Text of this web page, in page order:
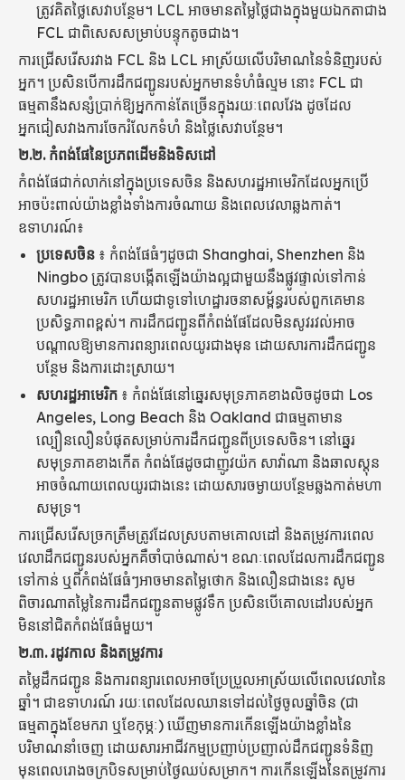
ត្រូវគិតថ្លៃសេវាបន្ថែម។ LCL អាចមានតម្លៃថ្លៃជាងក្នុងមួយឯកតាជាង
FCL ជាពិសេសសម្រាប់បន្ទុកតូចជាង។
ការជ្រើសរើសរវាង FCL និង LCL អាស្រ័យលើបរិមាណនៃទំនិញរបស់
អ្នក។ ប្រសិនបើការដឹកជញ្ជូនរបស់អ្នកមានទំហំធំល្មម នោះ FCL ជា
ធម្មតានឹងសន្សំប្រាក់ឱ្យអ្នកកាន់តែច្រើនក្នុងរយៈពេលវែង ដូចដែល
អ្នកជៀសវាងការចែករំលែកទំហំ និងថ្លៃសេវាបន្ថែម។
២.២. កំពង់ផែនៃប្រភពដើមនិងទិសដៅ
កំពង់ផែជាក់លាក់នៅក្នុងប្រទេសចិន និងសហរដ្ឋអាមេរិកដែលអ្នកប្រើ
អាចប៉ះពាល់យ៉ាងខ្លាំងទាំងការចំណាយ និងពេលវេលាឆ្លងកាត់។
ឧទាហរណ៍៖
ប្រទេសចិន ៖ កំពង់ផែធំៗដូចជា Shanghai, Shenzhen និង
Ningbo ត្រូវបានបង្កើតឡើងយ៉ាងល្អជាមួយនឹងផ្លូវផ្ទាល់ទៅកាន់
សហរដ្ឋអាមេរិក ហើយជាទូទៅហេដ្ឋារចនាសម្ព័ន្ធរបស់ពួកគេមាន
ប្រសិទ្ធភាពខ្ពស់។ ការដឹកជញ្ជូនពីកំពង់ផែដែលមិនសូវរវល់អាច
បណ្តាលឱ្យមានការពន្យារពេលយូរជាងមុន ដោយសារការដឹកជញ្ជូន
បន្ថែម និងការដោះស្រាយ។
សហរដ្ឋអាមេរិក ៖ កំពង់ផែនៅឆ្នេរសមុទ្រភាគខាងលិចដូចជា Los
Angeles, Long Beach និង Oakland ជាធម្មតាមាន
ល្បឿនលឿនបំផុតសម្រាប់ការដឹកជញ្ជូនពីប្រទេសចិន។ នៅឆ្នេរ
សមុទ្រភាគខាងកើត កំពង់ផែដូចជាញូវយ៉ក សាវ៉ាណា និងឆាលស្តុន
អាចចំណាយពេលយូរជាងនេះ ដោយសារចម្ងាយបន្ថែមឆ្លងកាត់មហា
សមុទ្រ។
ការជ្រើសរើសច្រកត្រឹមត្រូវដែលស្របតាមគោលដៅ និងតម្រូវការពេល
វេលាដឹកជញ្ជូនរបស់អ្នកគឺចាំបាច់ណាស់។ ខណៈពេលដែលការដឹកជញ្ជូន
ទៅកាន់ ឬពីកំពង់ផែធំៗអាចមានតម្លៃថោក និងលឿនជាងនេះ សូម
ពិចារណាតម្លៃនៃការដឹកជញ្ជូនតាមផ្លូវទឹក ប្រសិនបើគោលដៅរបស់អ្នក
មិននៅជិតកំពង់ផែធំមួយ។
២.៣.រដូវកាល និងតម្រូវការ
តម្លៃដឹកជញ្ជូន និងការពន្យារពេលអាចប្រែប្រួលអាស្រ័យលើពេលវេលានៃ
ឆ្នាំ។ ជាឧទាហរណ៍ រយៈពេលដែលឈានទៅដល់ថ្ងៃចូលឆ្នាំចិន (ជា
ធម្មតាក្នុងខែមករា ឬខែកុម្ភៈ) ឃើញមានការកើនឡើងយ៉ាងខ្លាំងនៃ
បរិមាណនាំចេញ ដោយសារអាជីវកម្មប្រញាប់ប្រញាល់ដឹកជញ្ជូនទំនិញ
មុនពេលរោងចក្របិទសម្រាប់ថ្ងៃឈប់សម្រាក។ ការកើនឡើងនៃតម្រូវការ